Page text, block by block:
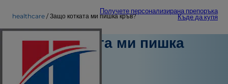
Получете персонализирана препоръка
Къде да купя
healthcare Защо котката ми пишка кръв?
Защо котката ми пишка
кръв?
Здравеопазване